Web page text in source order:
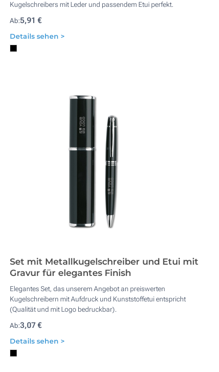
Kugelschreibers mit Leder und passendem Etui perfekt.
Ab:5,91 €
Details sehen >
Set mit Metallkugelschreiber und Etui mit
Gravur für elegantes Finish
Elegantes Set, das unserem Angebot an preiswerten
Kugelschreibern mit Aufdruck und Kunststoffetui entspricht
(Qualität und mit Logo bedruckbar).
Ab:3,07 €
Details sehen >